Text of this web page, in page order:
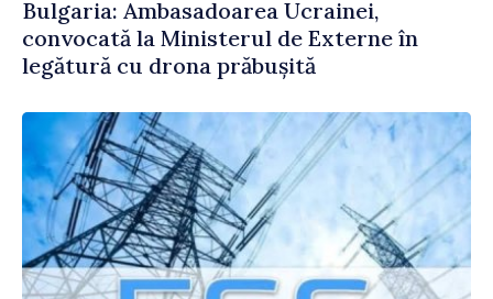
Bulgaria: Ambasadoarea Ucrainei,
convocată la Ministerul de Externe în
legătură cu drona prăbușită